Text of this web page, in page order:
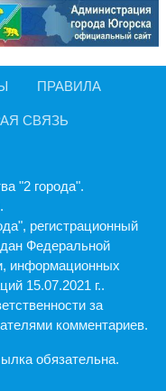
ПРАВИЛА
СВЯЗЬ
"2 города".
регистрационный
Федеральной
информационных
15.07.2021 г..
за
комментариев.
обязательна.